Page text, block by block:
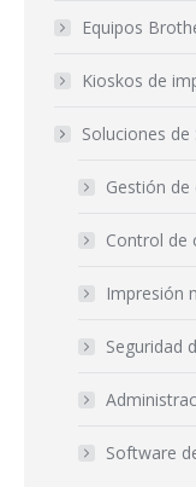
Equipos
Kioskos de
Soluciones
Gestión
Control de
Impresión
Seguridad
Software